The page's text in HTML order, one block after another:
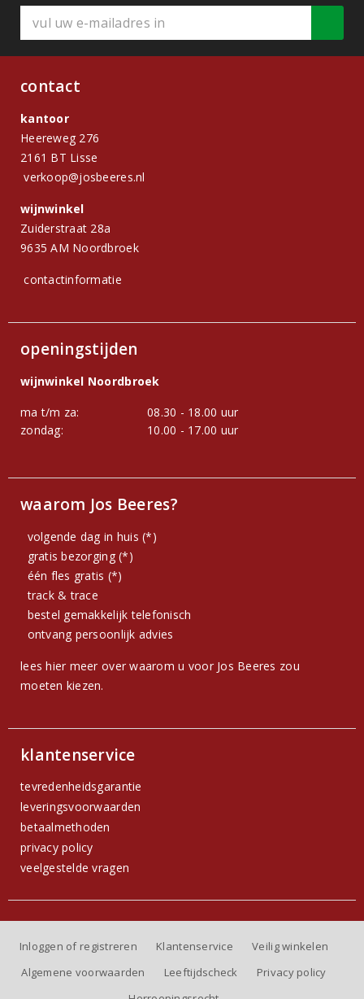
contact
kantoor
Heereweg 276
2161 BT Lisse
verkoop@josbeeres.nl
wijnwinkel
Zuiderstraat 28a
9635 AM Noordbroek
contactinformatie
openingstijden
wijnwinkel Noordbroek
ma t/m za:
08.30 - 18.00 uur
zondag:
10.00 - 17.00 uur
waarom Jos Beeres?
volgende dag in huis (*)
gratis bezorging (*)
één fles gratis (*)
track & trace
bestel gemakkelijk telefonisch
ontvang persoonlijk advies
lees hier meer over waarom u voor Jos Beeres zou
moeten kiezen.
klantenservice
tevredenheidsgarantie
leveringsvoorwaarden
betaalmethoden
privacy policy
veelgestelde vragen
Inloggen of registreren Klantenservice
Veilig winkelen
Algemene voorwaarden
Leeftijdscheck
Privacy policy